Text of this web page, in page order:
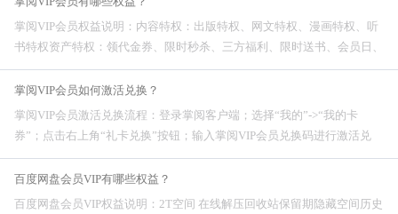
掌阅VIP会员权益说明：内容特权：出版特权、网文特权、漫画特权、听
书特权资产特权：领代金券、限时秒杀、三方福利、限时送书、会员日、
免费月票、礼物特权、双倍经验专属特权：免费表情、专属客服、评论发
图、专属身份
掌阅VIP会员如何激活兑换？
掌阅VIP会员激活兑换流程：登录掌阅客户端；选择“我的”->“我的卡
券”；点击右上角“礼卡兑换”按钮；输入掌阅VIP会员兑换码进行激活兑
换。
百度网盘会员VIP有哪些权益？
百度网盘会员VIP权益说明：2T空间 在线解压回收站保留期隐藏空间历史